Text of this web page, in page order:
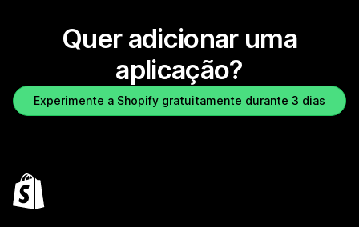
Quer adicionar uma
aplicação?
Experimente a Shopify gratuitamente durante 3 dias